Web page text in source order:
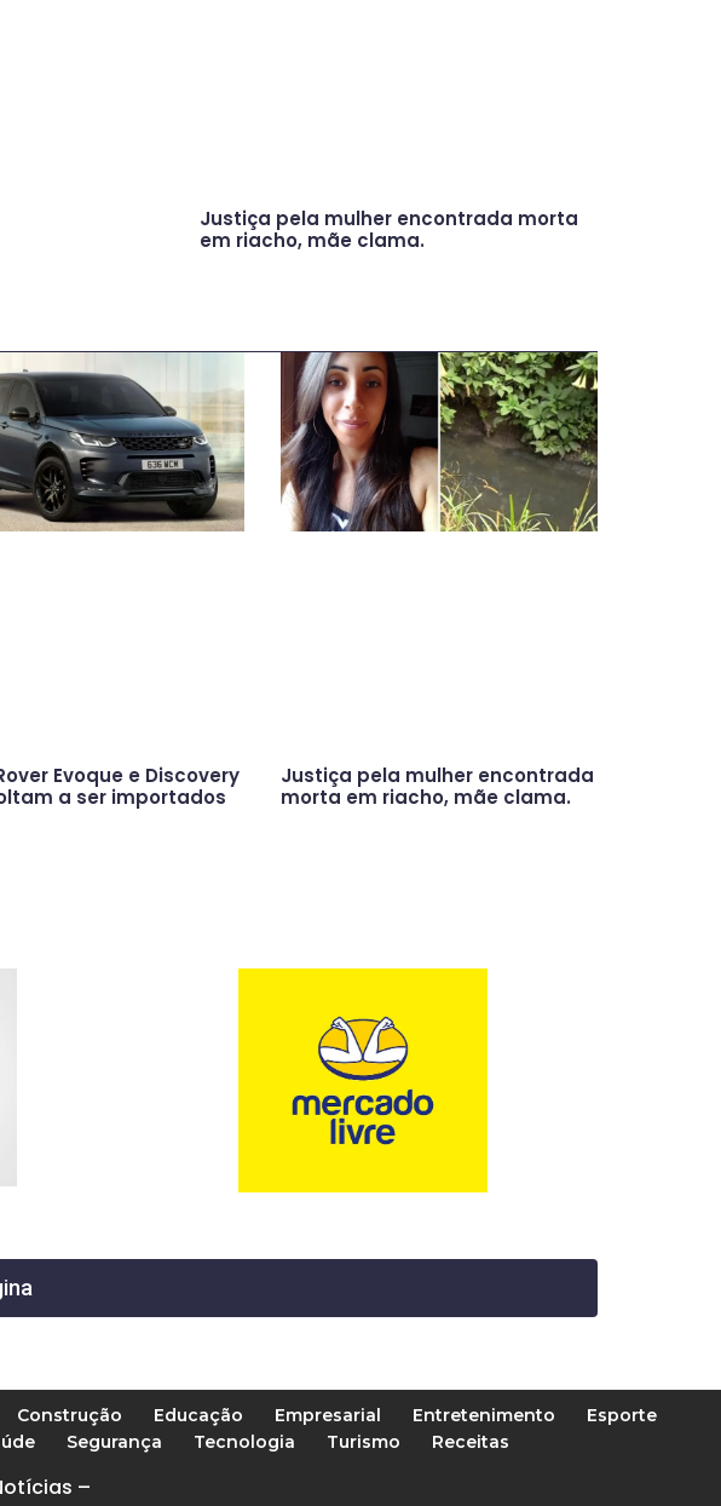
Justiça pela mulher encontrada morta
em riacho, mãe clama.
Evoque e Discovery
a ser importados
Justiça pela mulher encontrada
morta em riacho, mãe clama.
Construção Educação Empresarial Entretenimento
Esporte
Segurança Tecnologia Turismo Receitas
–